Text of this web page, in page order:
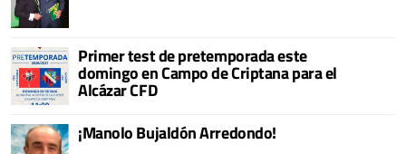
Primer test de pretemporada este
domingo en Campo de Criptana para el
Alcázar CFD
¡Manolo Bujaldón Arredondo!